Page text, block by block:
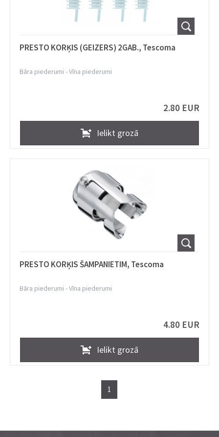
PRESTO KORĶIS (GEIZERS) 2GAB., Tescoma
Bāra piederumi -Vīna piederumi
2.80 EUR
Ielikt grozā
PRESTO KORĶIS ŠAMPANIETIM, Tescoma
Bāra piederumi -Vīna piederumi
4.80 EUR
Ielikt grozā
1